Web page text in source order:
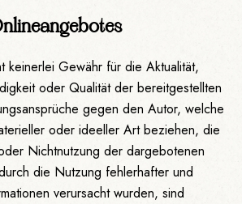
keinerlei Gewähr für die Aktualität,
oder Qualität der bereitgestellten
gegen den Autor, welche
oder ideeller Art beziehen, die
Nichtnutzung der dargebotenen
die Nutzung fehlerhafter und
verursacht wurden, sind